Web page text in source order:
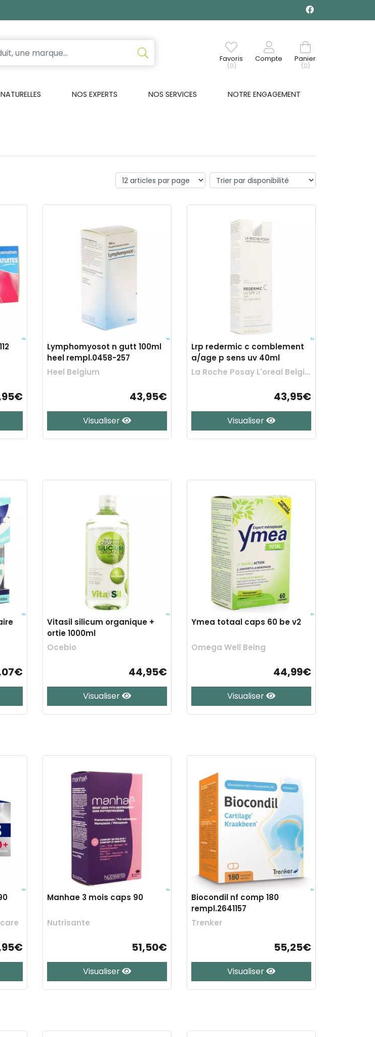
Favoris
(0)
Compte
Panier
(0)
NOS EXPERTS NOS SERVICES NOTRE ENGAGEMENT
Lymphomyosot n gutt 100ml
heel rempl.0458-257
Heel Belgium
43,95€
Visualiser
Lrp redermic c comblement
a/age p sens uv 40ml
La Roche Posay L'oreal Belgilux
43,95€
Visualiser
Vitasil silicum organique +
ortie 1000ml
Ocebio
44,95€
Visualiser
Ymea totaal caps 60 be v2
Omega Well Being
44,99€
Visualiser
Manhae 3 mois caps 90
Nutrisante
51,50€
Visualiser
Biocondil nf comp 180
rempl.2641157
Trenker
55,25€
Visualiser